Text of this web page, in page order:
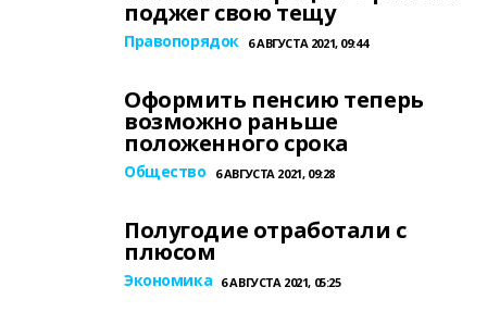
поджег свою тещу
Правопорядок 6 АВГУСТА 2021, 09:44
Оформить пенсию теперь
возможно раньше
положенного срока
Общество 6 АВГУСТА 2021, 09:28
Полугодие отработали с
плюсом
Экономика 6 АВГУСТА 2021, 05:25